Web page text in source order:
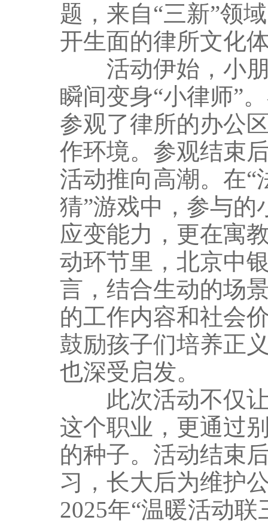
题，来自“三新”领
开生面的律所文化
活动伊始，小朋
瞬间变身“小律师”
参观了律所的办公
作环境。参观结束
活动推向高潮。在“
猜”游戏中，参与
应变能力，更在寓
动环节里，北京中
言，结合生动的场
的工作内容和社会
鼓励孩子们培养正
也深受启发。
此次活动不仅让“
这个职业，更通过
的种子。活动结束
习，长大后为维护
2025年“温暖活动